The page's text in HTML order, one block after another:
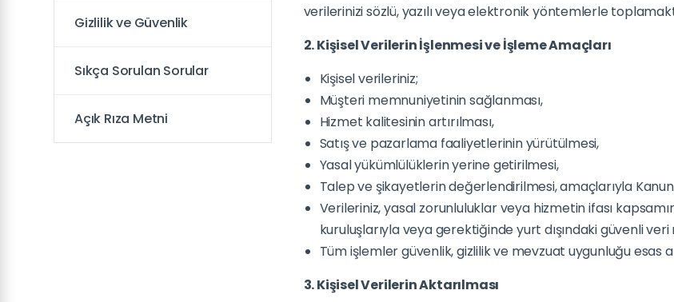
Gizlilik ve Güvenlik
Sıkça Sorulan Sorular
Açık Rıza Metni
verilerinizi sözlü, yazılı veya elektronik yöntemlerle
2. Kişisel Verilerin İşlenmesi ve İşleme Amaçları
Kişisel verileriniz;
Müşteri memnuniyetinin sağlanması,
Hizmet kalitesinin artırılması,
Satış ve pazarlama faaliyetlerinin yürütülmesi,
Yasal yükümlülüklerin yerine getirilmesi,
Talep ve şikayetlerin değerlendirilmesi, amaçlarıyla
Verileriniz, yasal zorunluluklar veya hizmetin ifası
kuruluşlarıyla veya gerektiğinde yurt dışındaki güvenli
Tüm işlemler güvenlik, gizlilik ve mevzuat uygunluğu esas
3. Kişisel Verilerin Aktarılması